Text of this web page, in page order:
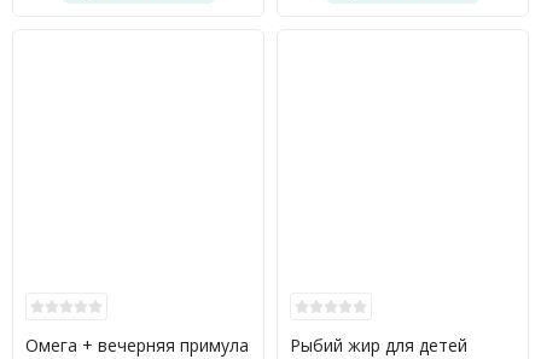
Омега + вечерняя примула
Рыбий жир для детей